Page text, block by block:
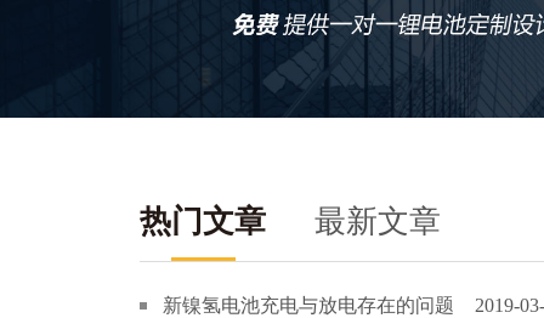
热门文章 最新文章
新镍氢电池充电与放电存在的问题 2019-